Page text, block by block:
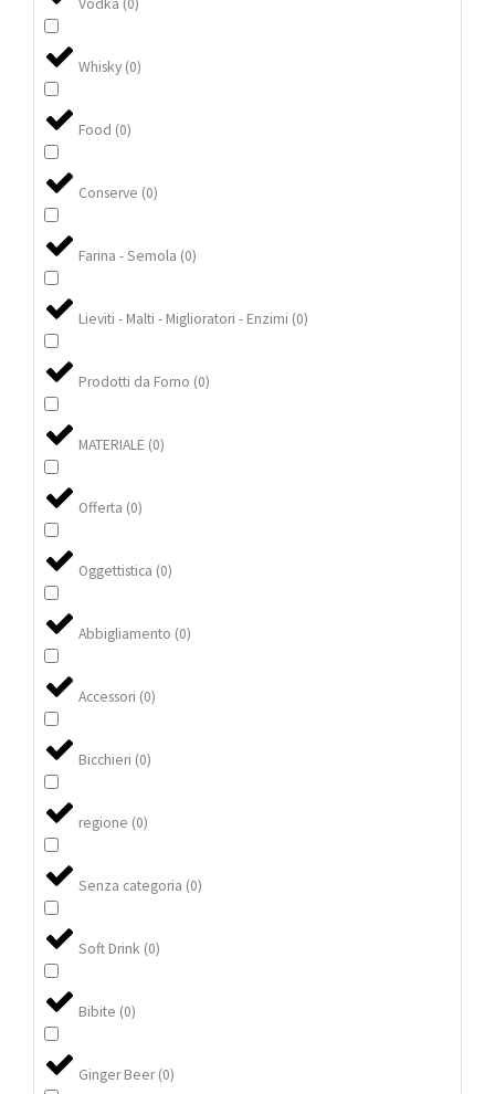
Vodka (0)
Whisky (0)
Food (0)
Conserve (0)
Farina - Semola (0)
Lieviti - Malti - Miglioratori - Enzimi (0)
Prodotti da Forno (0)
MATERIALE (0)
Offerta (0)
Oggettistica (0)
Abbigliamento (0)
Accessori (0)
Bicchieri (0)
regione (0)
Senza categoria (0)
Soft Drink (0)
Bibite (0)
Ginger Beer (0)